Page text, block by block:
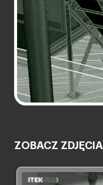
ZOBACZ ZDJĘCIA